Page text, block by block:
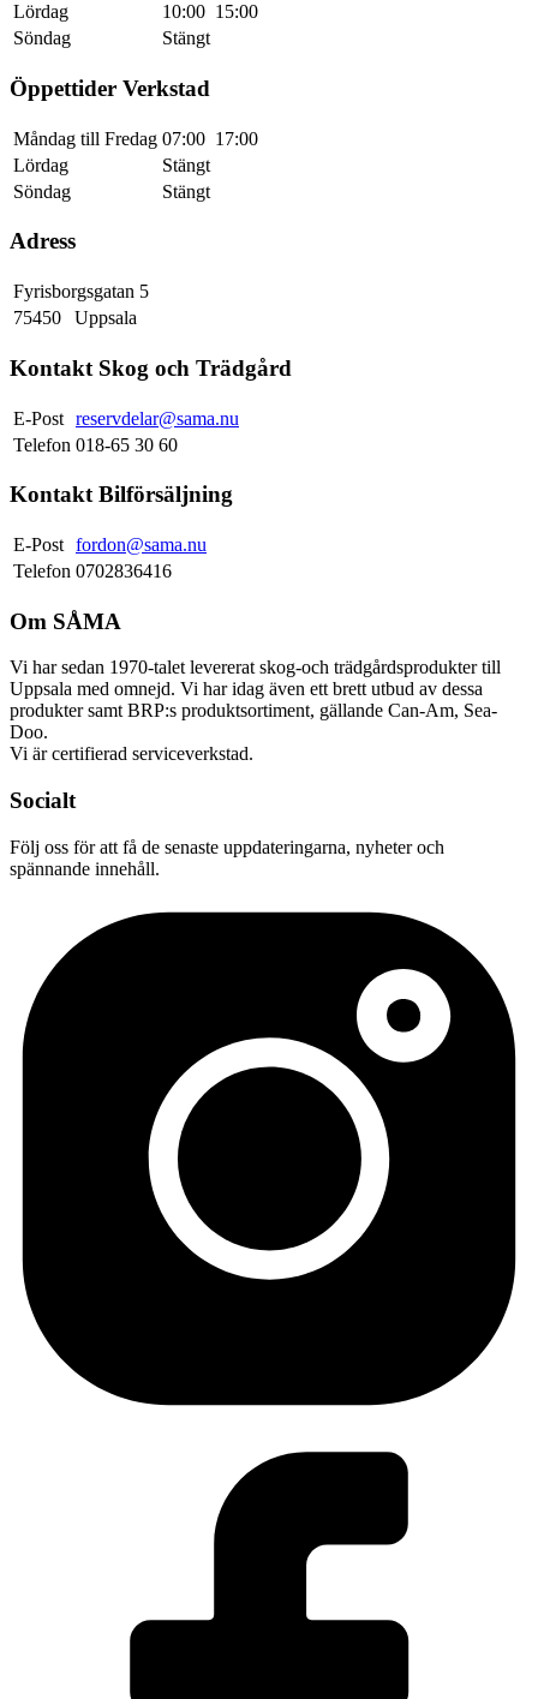
Lördag
10:00 15:00
Söndag
Stängt
Öppettider Verkstad
Måndag till Fredag 07:00 17:00
Lördag
Stängt
Söndag
Stängt
Adress
Fyrisborgsgatan 5
75450
Uppsala
Kontakt Skog och Trädgård
E-Post reservdelar@sama.nu
Telefon 018-65 30 60
Kontakt Bilförsäljning
E-Post fordon@sama.nu
Telefon 0702836416
Om SÅMA
Vi har sedan 1970-talet levererat skog-och trädgårdsprodukter till
Uppsala med omnejd. Vi har idag även ett brett utbud av dessa
produkter samt BRP:s produktsortiment, gällande Can-Am, Sea-
Doo.
Vi är certifierad serviceverkstad.
Socialt
Följ oss för att få de senaste uppdateringarna, nyheter och
spännande innehåll.